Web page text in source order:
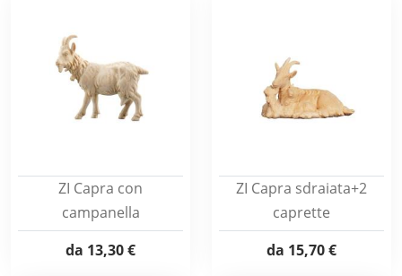
ZI Capra con
campanella
da 13,30 €
ZI Capra sdraiata+2
caprette
da 15,70 €